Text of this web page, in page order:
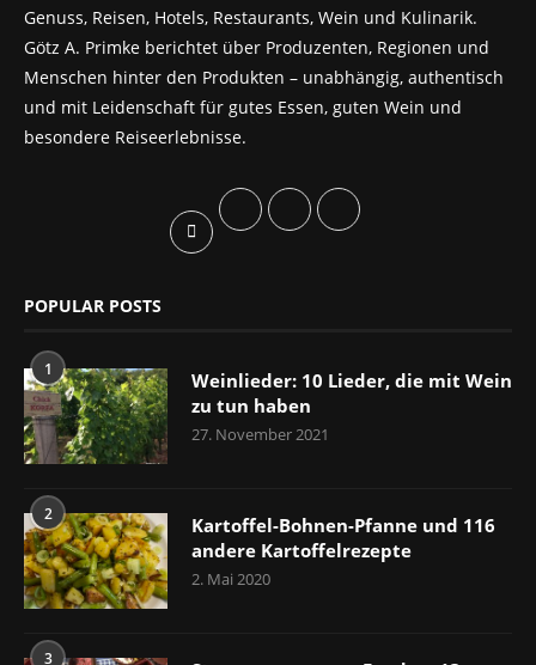
Genuss, Reisen, Hotels, Restaurants, Wein und Kulinarik.
Götz A. Primke berichtet über Produzenten, Regionen und
Menschen hinter den Produkten – unabhängig, authentisch
und mit Leidenschaft für gutes Essen, guten Wein und
besondere Reiseerlebnisse.
POPULAR POSTS
1
Weinlieder: 10 Lieder, die mit Wein
zu tun haben
27. November 2021
2
Kartoffel-Bohnen-Pfanne und 116
andere Kartoffelrezepte
2. Mai 2020
3